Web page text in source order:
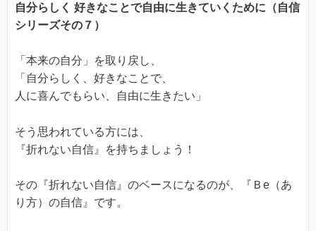
自分らしく 好きなことで自由に生きていくために（自信
シリーズその７）
「本来の自分」を取り戻し、
「自分らしく、好きなことで、
人に喜んでもらい、自由に生きたい」
そう思われている方には、
『折れない自信』を持ちましょう！
その『折れない自信』のベースになるのが、『Ｂe（あ
り方）の自信』です。